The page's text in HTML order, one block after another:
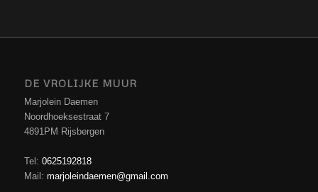
DE VROLIJKE MUUR
Marjolein Daemen
Noordhoeksestraat 7
4891PM Rijsbergen
Tel: 0625192818
Mail: marjoleindaemen@gmail.com